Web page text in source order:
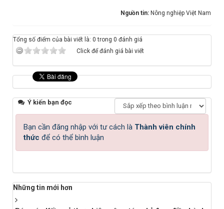
Nguồn tin: Nông nghiệp Việt Nam
Tổng số điểm của bài viết là: 0 trong 0 đánh giá
Click để đánh giá bài viết
Ý kiến bạn đọc
Bạn cần đăng nhập với tư cách là Thành viên chính
thức để có thể bình luận
Những tin mới hơn